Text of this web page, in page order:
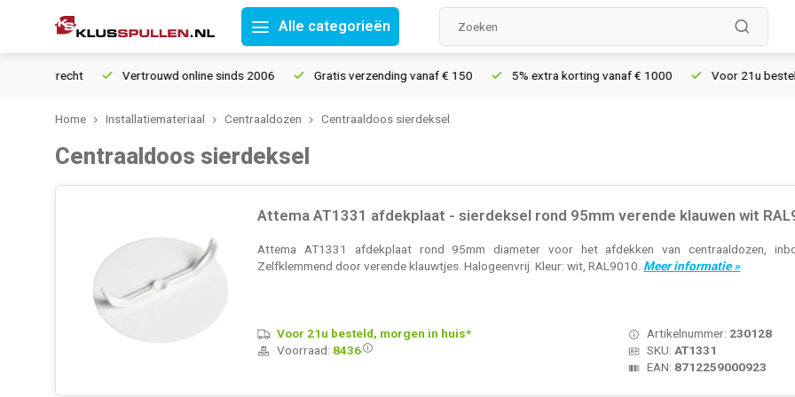
Alle categorieën
Vertrouwd online sinds 2006 Gratis verzending vanaf € 150 5% extra korting vanaf € 1000 Voor 21u besteld,
Home Installatiemateriaal Centraaldozen Centraaldoos sierdeksel
Centraaldoos sierdeksel
Attema AT1331 afdekplaat - sierdeksel rond 95mm verende klauwen wit
Attema AT1331 afdekplaat rond 95mm diameter voor het afdekken van centraaldozen,
Zelfklemmend door verende klauwtjes. Halogeenvrij. Kleur: wit, RAL9010. Meer informatie »
Artikelnummer: 230128
SKU: AT1331
EAN: 8712259000923
Voor 21u besteld, morgen in huis*
Voorraad: 8436